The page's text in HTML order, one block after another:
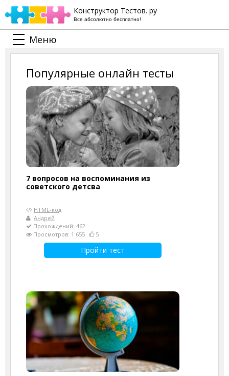
Конструктор Тестов. ру
Все абсолютно бесплатно!
Меню
Популярные онлайн тесты
7 вопросов на воспоминания из
советского детсва
HTML-код
Андрей
Прохождений: 462
Просмотров: 1 655
5
Пройти тест